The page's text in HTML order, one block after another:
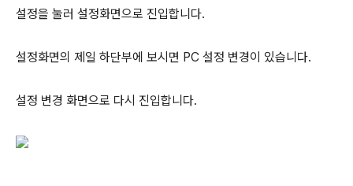
설정을 눌러 설정화면으로 진입합니다.
설정화면의 제일 하단부에 보시면 PC 설정 변경이 있습니다.
설정 변경 화면으로 다시 진입합니다.